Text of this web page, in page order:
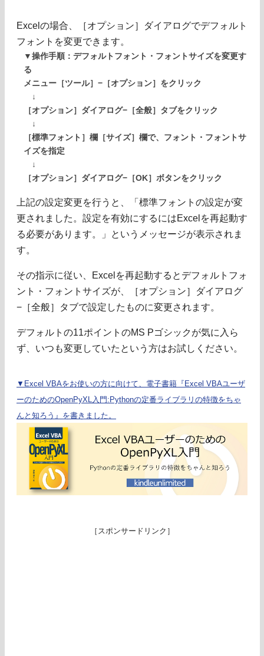
Excelの場合、［オプション］ダイアログでデフォルト
フォントを変更できます。
▼操作手順：デフォルトフォント・フォントサイズを変更す
る
メニュー［ツール］−［オプション］をクリック
↓
［オプション］ダイアログ−［全般］タブをクリック
↓
［標準フォント］欄［サイズ］欄で、フォント・フォントサ
イズを指定
↓
［オプション］ダイアログ−［OK］ボタンをクリック
上記の設定変更を行うと、「標準フォントの設定が変
更されました。設定を有効にするにはExcelを再起動す
る必要があります。」というメッセージが表示されま
す。
その指示に従い、Excelを再起動するとデフォルトフォ
ント・フォントサイズが、［オプション］ダイアログ
−［全般］タブで設定したものに変更されます。
デフォルトの11ポイントのMS Pゴシックが気に入ら
ず、いつも変更していたという方はお試しください。
▼Excel VBAをお使いの方に向けて、電子書籍『Excel VBAユーザ
ーのためのOpenPyXL入門:Pythonの定番ライブラリの特徴をちゃ
んと知ろう』を書きました。
［スポンサードリンク］